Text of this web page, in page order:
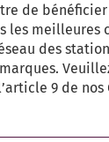
de
les meilleures
des
9 de nos